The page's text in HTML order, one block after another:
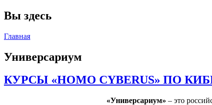
Вы здесь
Главная
Универсариум
КУРСЫ «HOMO CYBERUS» ПО
«Универсариум» – это